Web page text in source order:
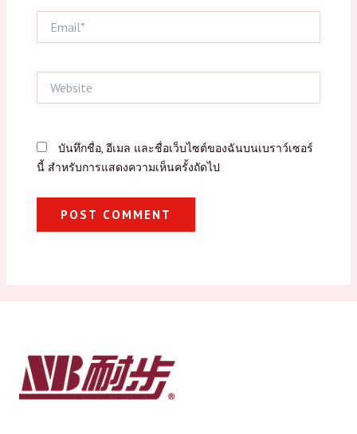
บันทึกชื่อ, อีเมล และชื่อเว็บไซต์ของฉันบนเบราว์เซอร์
นี้ สำหรับการแสดงความเห็นครั้งถัดไป